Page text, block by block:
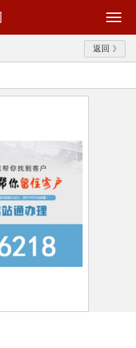
返回